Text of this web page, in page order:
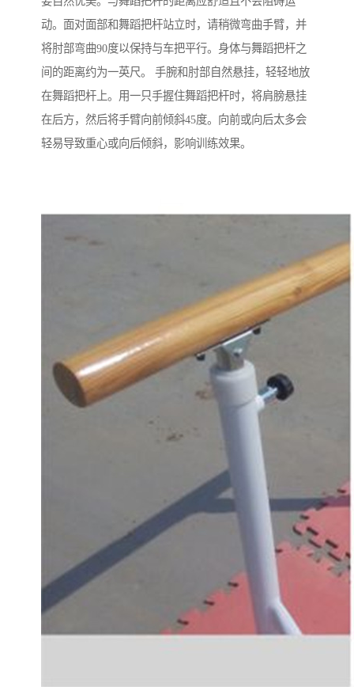
动。面对面部和舞蹈把杆站立时，请稍微弯曲手臂，并
将肘部弯曲90度以保持与车把平行。身体与舞蹈把杆之
间的距离约为一英尺。 手腕和肘部自然悬挂，轻轻地放
在舞蹈把杆上。用一只手握住舞蹈把杆时，将肩膀悬挂
在后方，然后将手臂向前倾斜45度。向前或向后太多会
轻易导致重心或向后倾斜，影响训练效果。